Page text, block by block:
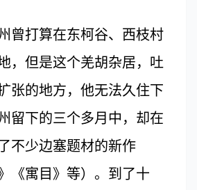
打算在东柯谷、西枝村
，但是这个羌胡杂居，吐
张的地方，他无法久住下
留下的三个多月中，却在
不少边塞题材的新作
《寓目》等）。到了十